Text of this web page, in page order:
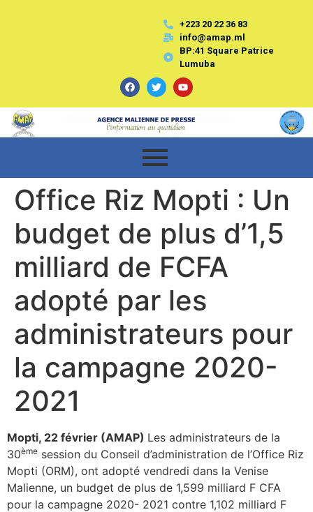
+223 20 22 36 83
info@amap.ml
BP:41 Square Patrice
Lumuba
Office Riz Mopti : Un
budget de plus d’1,5
milliard de FCFA
adopté par les
administrateurs pour
la campagne 2020-
2021
Mopti, 22 février (AMAP) Les administrateurs de la
30ème session du Conseil d’administration de l’Office Riz
Mopti (ORM), ont adopté vendredi dans la Venise
Malienne, un budget de plus de 1,599 milliard F CFA
pour la campagne 2020- 2021 contre 1,102 milliard F